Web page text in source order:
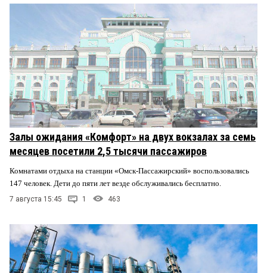
Залы ожидания «Комфорт» на двух вокзалах за семь
месяцев посетили 2,5 тысячи пассажиров
Комнатами отдыха на станции «Омск-Пассажирский» воспользовались
147 человек. Дети до пяти лет везде обслуживались бесплатно.
7 августа 15:45 1 463